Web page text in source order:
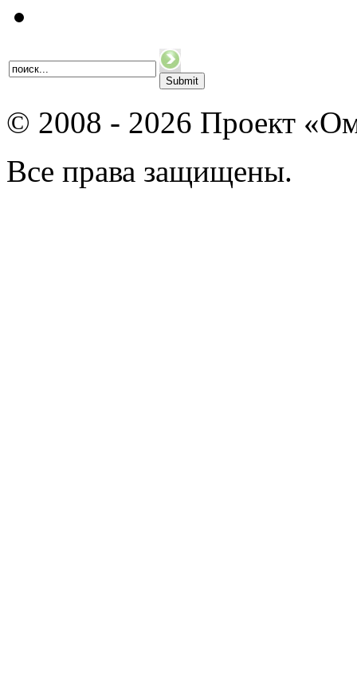
© 2008 - 2026 Проект
Все права защищены.